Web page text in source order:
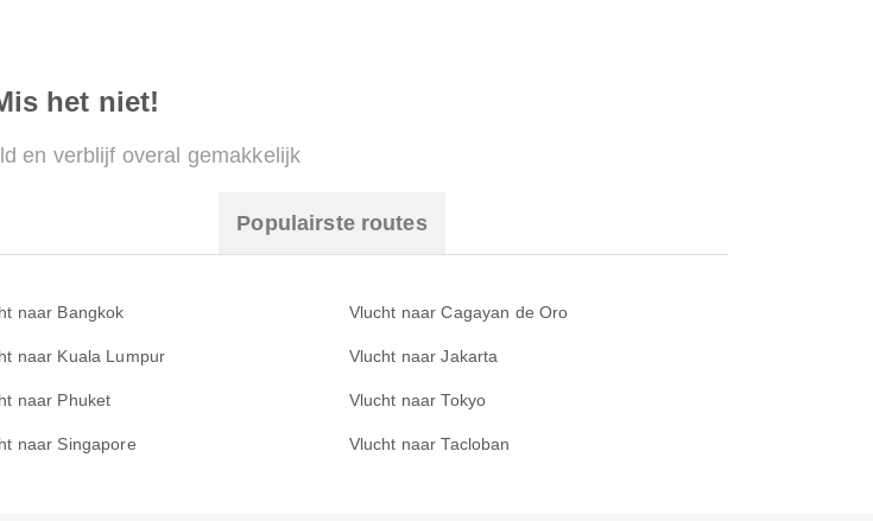
het niet!
en verblijf overal gemakkelijk
Populairste routes
naar Bangkok Vlucht naar Cagayan de Oro
naar Kuala Lumpur Vlucht naar Jakarta
naar Phuket Vlucht naar Tokyo
naar Singapore Vlucht naar Tacloban